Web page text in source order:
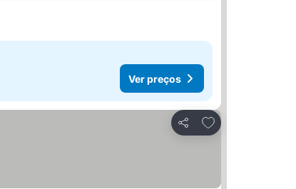
Ver preços
Partilhar
Adicionar aos